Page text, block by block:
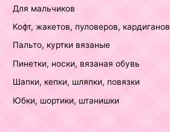
Для мальчиков
Кофт, жакетов, пуловеров, кардиганов
Пальто, куртки вязаные
Пинетки, носки, вязаная обувь
Шапки, кепки, шляпки, повязки
Юбки, шортики, штанишки